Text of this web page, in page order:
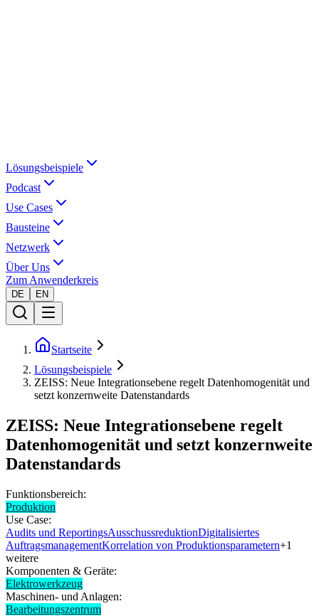
Lösungsbeispiele
Podcast
Use Cases
Bausteine
Netzwerk
Über Uns
Zum Anwenderkreis
DE EN
Startseite
Lösungsbeispiele
ZEISS: Neue Integrationsebene regelt Datenhomogenität und
setzt konzernweite Datenstandards
ZEISS: Neue Integrationsebene regelt
Datenhomogenität und setzt konzernweite
Datenstandards
Funktionsbereich:
Produktion
Use Case:
Audits und ReportingsAusschussreduktionDigitalisiertes
AuftragsmanagementKorrelation von Produktionsparametern+1
weitere
Komponenten & Geräte:
Elektrowerkzeug
Maschinen- und Anlagen:
Bearbeitungszentrum